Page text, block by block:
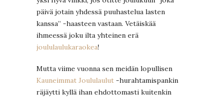
päivä jotain yhdessä puuhastelua lasten
kanssa” -haasteen vastaan. Vetäiskää
ihmeessä joku ilta yhteinen erä
joululaulukaraokea!
Mutta viime vuonna sen meidän lopullisen
Kauneimmat Joululaulut -hurahtamispankin
räjäytti kyllä ihan ehdottomasti kuitenkin